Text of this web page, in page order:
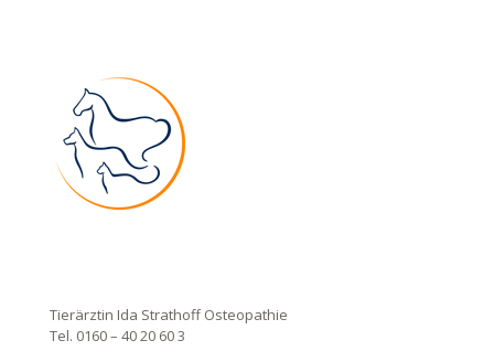
Tierärztin Ida Strathoff Osteopathie
Tel. 0160 – 40 20 60 3